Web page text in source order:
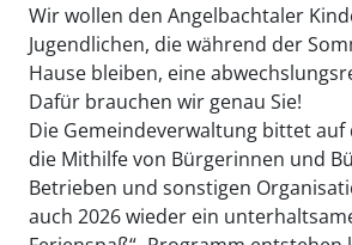
Wir wollen den Angelbachtaler
Jugendlichen, die während der
Hause bleiben, eine
Dafür brauchen wir genau Sie!
Die Gemeindeverwaltung bittet auf
die Mithilfe von Bürgerinnen und
Betrieben und sonstigen
auch 2026 wieder ein